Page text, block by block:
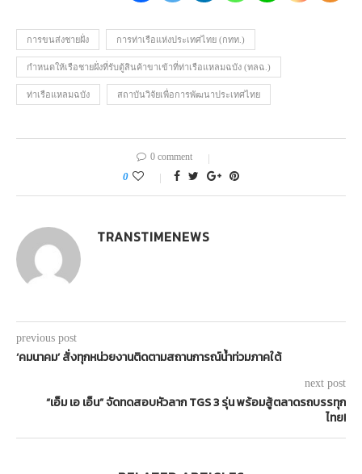
การขนส่งชายฝั่ง การท่าเรือแห่งประเทศไทย (กทท.)
กำหนดให้เรือชายฝั่งที่รับตู้สินค้าขาเข้าที่ท่าเรือแหลมฉบัง (ทลฉ.)
ท่าเรือแหลมฉบัง สถาบันวิจัยเพื่อการพัฒนาประเทศไทย
0 comment
0
TRANSTIMENEWS
previous post
‘คมนาคม’ สั่งทุกหน่วยงานติดตามสถานการณ์น้ำท่วมภาคใต้
next post
“เอ็ม เอ เอ็น” จัดทดสอบหัวลาก TGS 3 รุ่น พร้อมสู้ตลาดรถบรรทุก
ไทย!